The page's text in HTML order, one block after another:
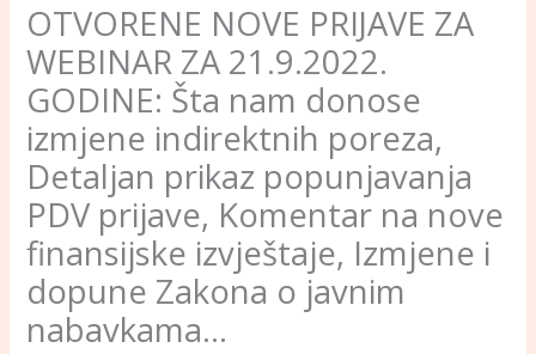
OTVORENE NOVE PRIJAVE ZA
WEBINAR ZA 21.9.2022.
GODINE: Šta nam donose
izmjene indirektnih poreza,
Detaljan prikaz popunjavanja
PDV prijave, Komentar na nove
finansijske izvještaje, Izmjene i
dopune Zakona o javnim
nabavkama…